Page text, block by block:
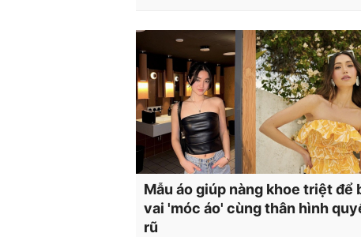
Mẫu áo giúp nàng khoe triệt để
vai 'móc áo' cùng thân hình
rũ